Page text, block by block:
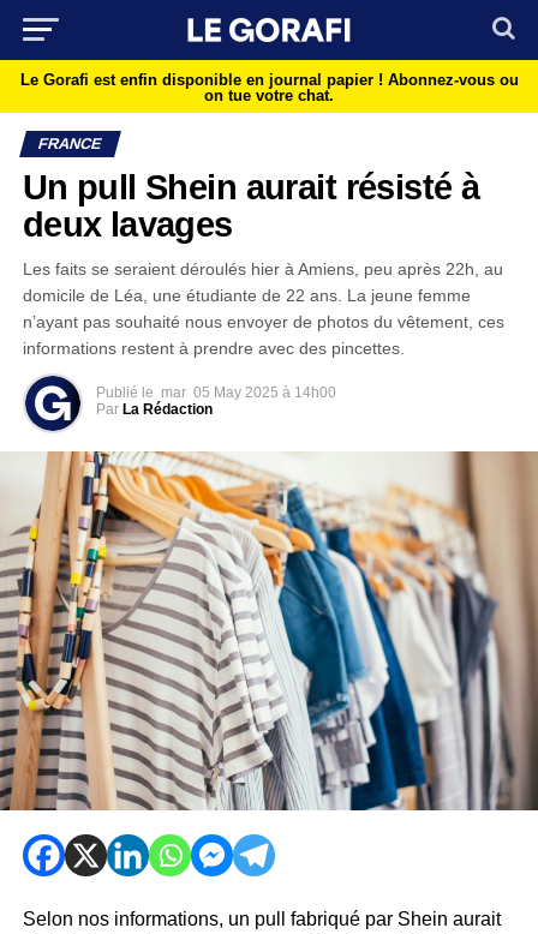
Le Gorafi est enfin disponible en journal papier ! Abonnez-vous ou
on tue votre chat.
FRANCE
Un pull Shein aurait résisté à
deux lavages
Les faits se seraient déroulés hier à Amiens, peu après 22h, au
domicile de Léa, une étudiante de 22 ans. La jeune femme
n’ayant pas souhaité nous envoyer de photos du vêtement, ces
informations restent à prendre avec des pincettes.
Publié le mar 05 May 2025 à 14h00
Par La Rédaction
Selon nos informations, un pull fabriqué par Shein aurait